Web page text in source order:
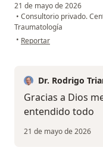
21 de mayo de 2026
• Consultorio privado.
Traumatología
• en opinión del usuario F S
Reportar
Dr. Rodrigo
Gracias a Dios
entendido todo
21 de mayo de 2026